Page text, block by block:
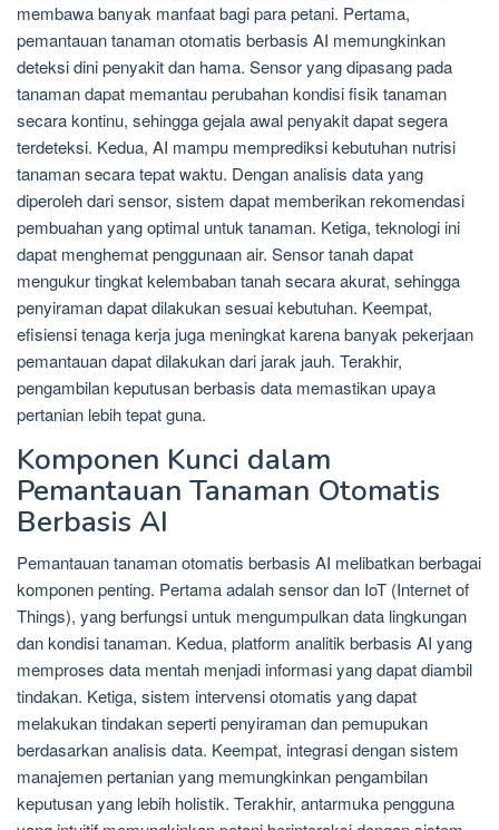
membawa banyak manfaat bagi para petani. Pertama,
pemantauan tanaman otomatis berbasis AI memungkinkan
deteksi dini penyakit dan hama. Sensor yang dipasang pada
tanaman dapat memantau perubahan kondisi fisik tanaman
secara kontinu, sehingga gejala awal penyakit dapat segera
terdeteksi. Kedua, AI mampu memprediksi kebutuhan nutrisi
tanaman secara tepat waktu. Dengan analisis data yang
diperoleh dari sensor, sistem dapat memberikan rekomendasi
pembuahan yang optimal untuk tanaman. Ketiga, teknologi ini
dapat menghemat penggunaan air. Sensor tanah dapat
mengukur tingkat kelembaban tanah secara akurat, sehingga
penyiraman dapat dilakukan sesuai kebutuhan. Keempat,
efisiensi tenaga kerja juga meningkat karena banyak pekerjaan
pemantauan dapat dilakukan dari jarak jauh. Terakhir,
pengambilan keputusan berbasis data memastikan upaya
pertanian lebih tepat guna.
Komponen Kunci dalam
Pemantauan Tanaman Otomatis
Berbasis AI
Pemantauan tanaman otomatis berbasis AI melibatkan berbagai
komponen penting. Pertama adalah sensor dan IoT (Internet of
Things), yang berfungsi untuk mengumpulkan data lingkungan
dan kondisi tanaman. Kedua, platform analitik berbasis AI yang
memproses data mentah menjadi informasi yang dapat diambil
tindakan. Ketiga, sistem intervensi otomatis yang dapat
melakukan tindakan seperti penyiraman dan pemupukan
berdasarkan analisis data. Keempat, integrasi dengan sistem
manajemen pertanian yang memungkinkan pengambilan
keputusan yang lebih holistik. Terakhir, antarmuka pengguna